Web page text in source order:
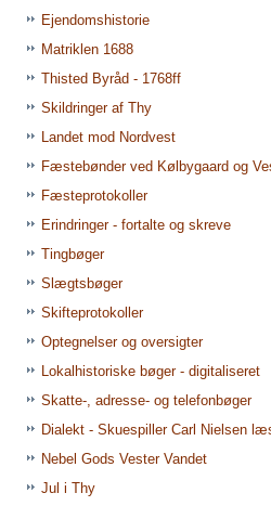
Ejendomshistorie
Matriklen 1688
Thisted Byråd - 1768ff
Skildringer af Thy
Landet mod Nordvest
Fæstebønder ved Kølbygaard og
Fæsteprotokoller
Erindringer - fortalte og skreve
Tingbøger
Slægtsbøger
Skifteprotokoller
Optegnelser og oversigter
Lokalhistoriske bøger - digitaliseret
Skatte-, adresse- og telefonbøger
Dialekt - Skuespiller Carl Nielsen
Nebel Gods Vester Vandet
Jul i Thy